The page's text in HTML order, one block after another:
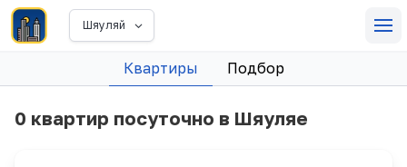
Шяуляй
Квартиры Подбор
0 квартир посуточно в Шяуляе